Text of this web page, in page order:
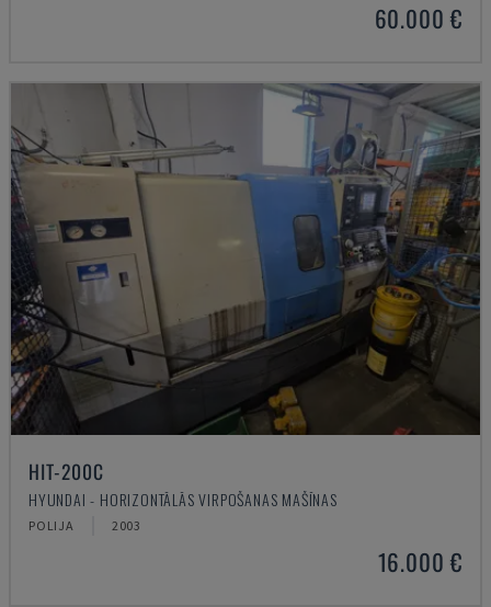
60.000 €
HIT-200C
HYUNDAI - HORIZONTĀLĀS VIRPOŠANAS MAŠĪNAS
POLIJA 2003
16.000 €